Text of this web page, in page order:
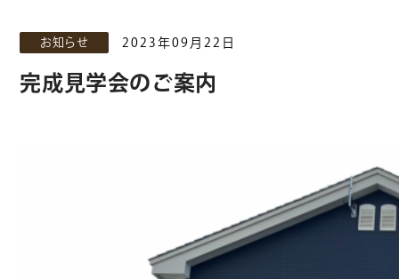
お知らせ 2023年09月22日
完成見学会のご案内